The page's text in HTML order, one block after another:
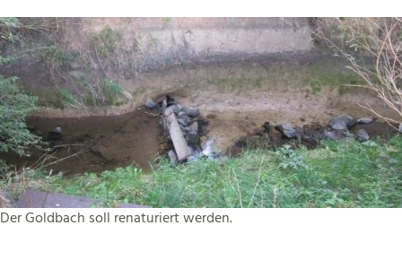
Der Goldbach soll renaturiert werden.